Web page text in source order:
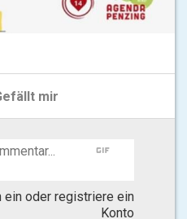
mir
gif
ein oder registriere ein
Konto